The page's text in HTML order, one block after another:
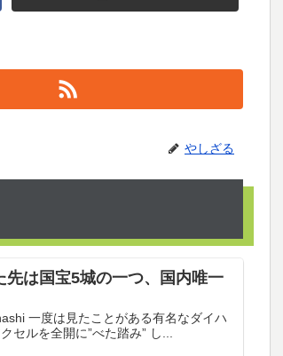
やしざる
先は国宝5城の一つ、国内唯一
一度は見たことがある有名なダイハ
ルを全開に”べた踏み” し...